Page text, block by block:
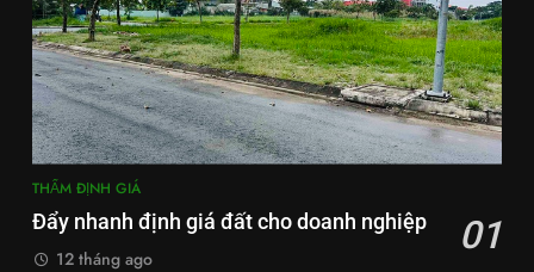
THẨM ĐỊNH GIÁ
Đẩy nhanh định giá đất cho doanh nghiệp 01
12 tháng ago